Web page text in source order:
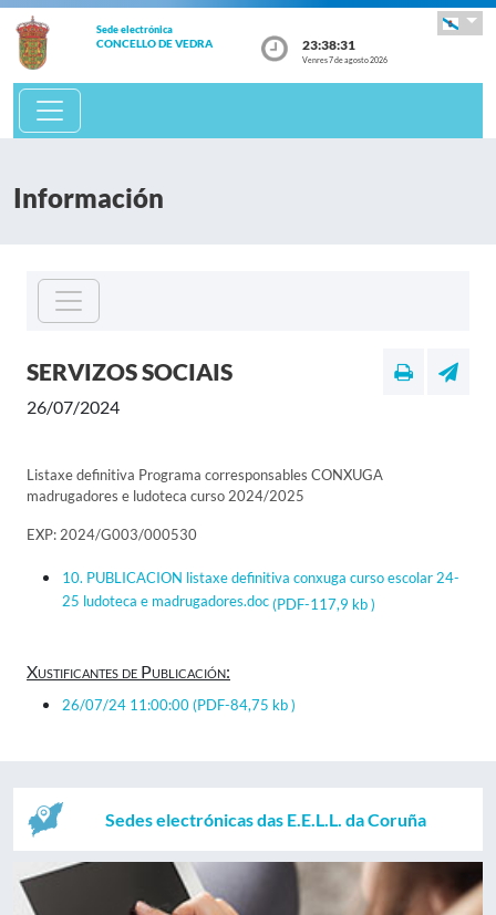
Sede electrónica
CONCELLO DE VEDRA 23:38:31
Venres 7 de agosto 2026
Información
SERVIZOS SOCIAIS
26/07/2024
Listaxe definitiva Programa corresponsables CONXUGA
madrugadores e ludoteca curso 2024/2025
EXP: 2024/G003/000530
10. PUBLICACION listaxe definitiva conxuga curso escolar 24-
25 ludoteca e madrugadores.doc(PDF-117,9 kb )
Xustificantes de Publicación:
26/07/24 11:00:00(PDF-84,75 kb )
Sedes electrónicas das E.E.L.L. da Coruña